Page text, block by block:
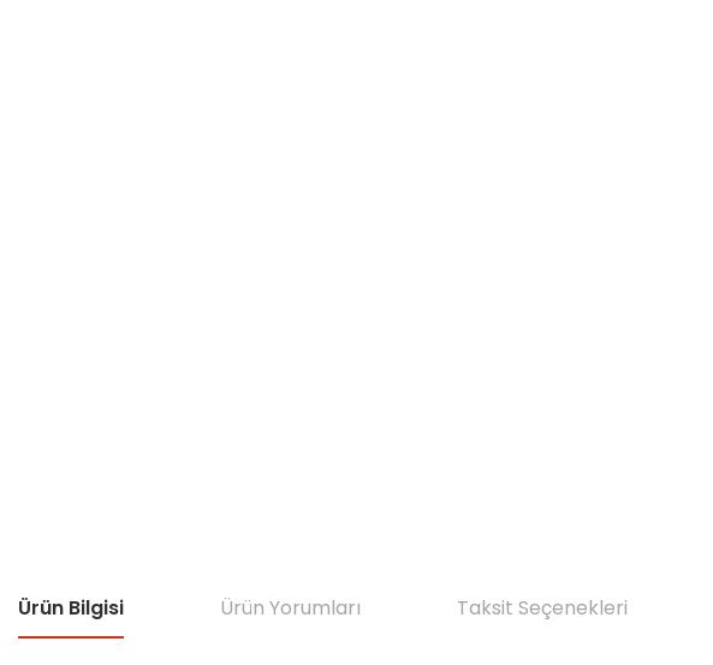
Ürün Bilgisi Ürün Yorumları Taksit Seçenekleri